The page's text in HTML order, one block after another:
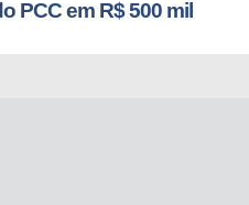
PCC em R$ 500 mil